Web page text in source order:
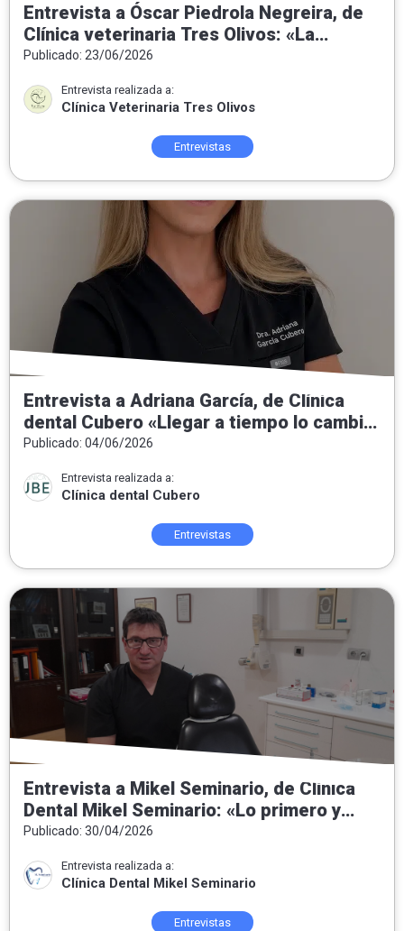
Entrevista a Óscar Piedrola Negreira, de
Clínica veterinaria Tres Olivos: «La
medicina preventiva es la veterinaria del
Publicado: 23/06/2026
Entrevista realizada a:
Clínica Veterinaria Tres Olivos
Entrevistas
Entrevista a Adriana García, de Clínica
dental Cubero «Llegar a tiempo lo cambia
todo»
Publicado: 04/06/2026
Entrevista realizada a:
Clínica dental Cubero
Entrevistas
Entrevista a Mikel Seminario, de Clínica
Dental Mikel Seminario: «Lo primero y
fundamental es conocer al paciente»
Publicado: 30/04/2026
Entrevista realizada a:
Clínica Dental Mikel Seminario
Entrevistas